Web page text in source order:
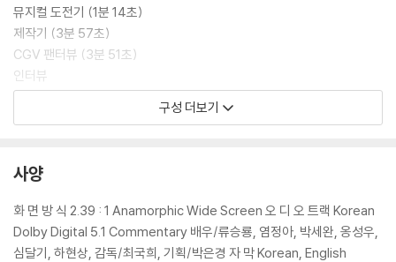
뮤지컬 도전기 (1분 14초)
제작기 (3분 57초)
CGV 팬터뷰 (3분 51초)
인터뷰
- 류승룡/강진봉 역 (12분 37초)
- 염정아/오세연 역 (9분 29초)
랜선 노래자랑 (2분 50초)
미공개영상 (3분 3초)
메인 예고편 (1분 58초)
주크박스 예고편 (1분 16초)
구성 더보기
사양
화 면 방 식 2.39 : 1 Anamorphic Wide Screen 오 디 오 트랙 Korean
Dolby Digital 5.1 Commentary 배우/류승룡, 염정아, 박세완, 옹성우,
심달기, 하현상, 감독/최국희, 기획/박은경 자 막 Korean, English